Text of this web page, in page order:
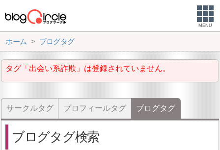
MENU
ホーム ブログタグ
タグ「出会い系詐欺」は登録されていません。
サークルタグ プロフィールタグ ブログタグ
ブログタグ検索